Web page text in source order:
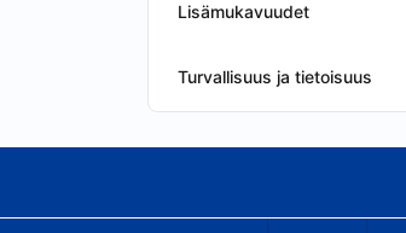
Lisämukavuudet
Turvallisuus ja tietoisuus